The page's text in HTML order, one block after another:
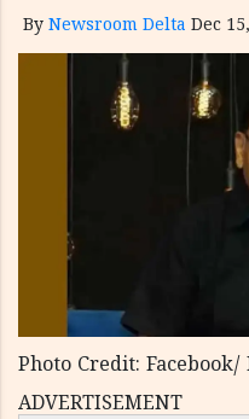
By Newsroom Delta Dec
Photo Credit:
ADVERTISEMENT